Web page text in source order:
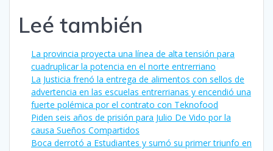
Leé también
La provincia proyecta una línea de alta tensión para
cuadruplicar la potencia en el norte entrerriano
La Justicia frenó la entrega de alimentos con sellos de
advertencia en las escuelas entrerrianas y encendió una
fuerte polémica por el contrato con Teknofood
Piden seis años de prisión para Julio De Vido por la
causa Sueños Compartidos
Boca derrotó a Estudiantes y sumó su primer triunfo en